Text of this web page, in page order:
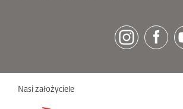
[socialLinksTitle]
Nasi założyciele